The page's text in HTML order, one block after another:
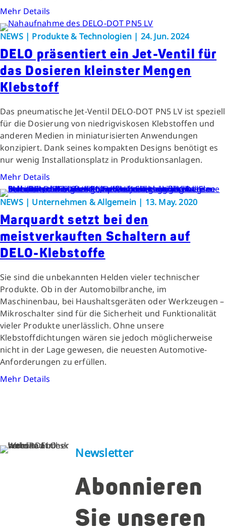
Mehr Details
NEWS | Produkte & Technologien | 24. Jun. 2024
DELO präsentiert ein Jet-Ventil für
das Dosieren kleinster Mengen
Klebstoff
Das pneumatische Jet-Ventil DELO-DOT PN5 LV ist speziell
für die Dosierung von niedrigviskosen Klebstoffen und
anderen Medien in miniaturisierten Anwendungen
konzipiert. Dank seines kompakten Designs benötigt es
nur wenig Installationsplatz in Produktionsanlagen.
Mehr Details
NEWS | Unternehmen & Allgemein | 13. May. 2020
Marquardt setzt bei den
meistverkauften Schaltern auf
DELO-Klebstoffe
Sie sind die unbekannten Helden vieler technischer
Produkte. Ob in der Automobilbranche, im
Maschinenbau, bei Haushaltsgeräten oder Werkzeugen –
Mikroschalter sind für die Sicherheit und Funktionalität
vieler Produkte unerlässlich. Ohne unsere
Klebstoffdichtungen wären sie jedoch möglicherweise
nicht in der Lage gewesen, die neuesten Automotive-
Anforderungen zu erfüllen.
Mehr Details
Newsletter
Abonnieren
Sie unseren